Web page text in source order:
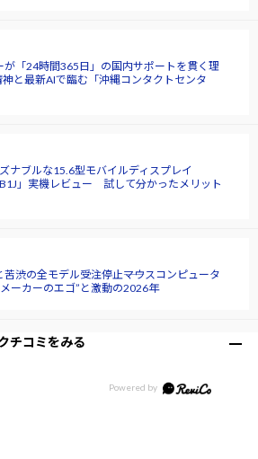
が「24時間365日」の国内サポートを貫く理
と最新AIで臨む「沖縄コンタクトセンタ
ナブルな15.6型モバイルディスプレイ
B1J」実機レビュー 試して分かったメリット
渋の全モデル受注停止――マウスコンピュータ
ーカーのエゴ”と激動の2026年
チコミをみる